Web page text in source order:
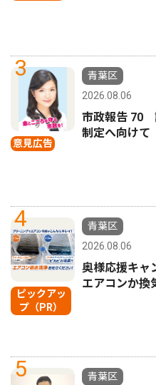
3
意見広告
青葉区
2026.08.06
市政報告 70
制定へ向け
4
ピックアッ
プ（PR）
青葉区
2026.08.06
奥様応援キ
エアコンか換
5
青葉区